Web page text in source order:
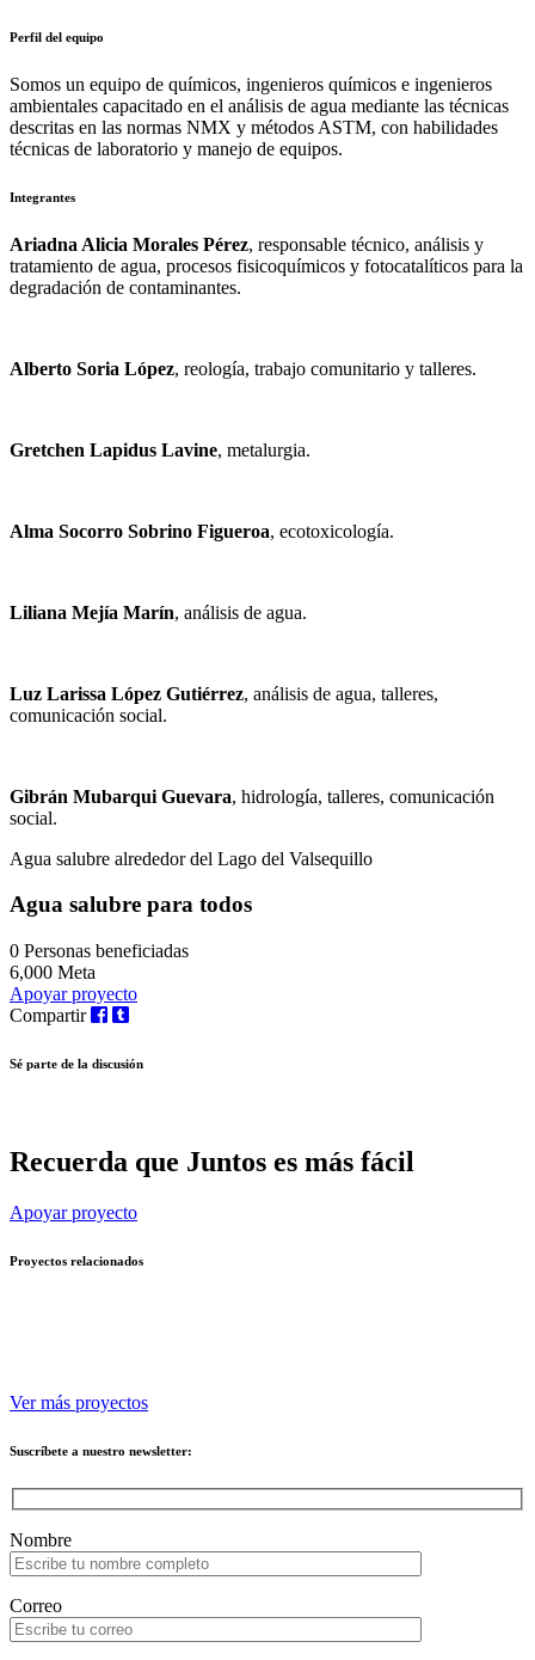
Perfil del equipo
Somos un equipo de químicos, ingenieros químicos e ingenieros
ambientales capacitado en el análisis de agua mediante las técnicas
descritas en las normas NMX y métodos ASTM, con habilidades
técnicas de laboratorio y manejo de equipos.
Integrantes
Ariadna Alicia Morales Pérez, responsable técnico, análisis y
tratamiento de agua, procesos fisicoquímicos y fotocatalíticos para la
degradación de contaminantes.
Alberto Soria López, reología, trabajo comunitario y talleres.
Gretchen Lapidus Lavine, metalurgia.
Alma Socorro Sobrino Figueroa, ecotoxicología.
Liliana Mejía Marín, análisis de agua.
Luz Larissa López Gutiérrez, análisis de agua, talleres,
comunicación social.
Gibrán Mubarqui Guevara, hidrología, talleres, comunicación
social.
Agua salubre alrededor del Lago del Valsequillo
Agua salubre para todos
0 Personas beneficiadas
6,000 Meta
Apoyar proyecto
Compartir
Sé parte de la discusión
Recuerda que Juntos es más fácil
Apoyar proyecto
Proyectos relacionados
Ver más proyectos
Suscríbete a nuestro newsletter:
Please leave this field empty.
Nombre
Correo